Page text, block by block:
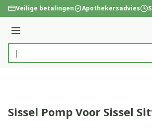
Ga naar de inhoud
Veilige betalingen Apothekersadvies
Menu
Product, merk, categorie...
Sissel Pomp Voor Sissel